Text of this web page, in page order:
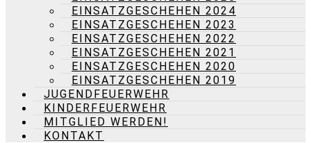
EINSATZGESCHEHEN 2024
EINSATZGESCHEHEN 2023
EINSATZGESCHEHEN 2022
EINSATZGESCHEHEN 2021
EINSATZGESCHEHEN 2020
EINSATZGESCHEHEN 2019
JUGENDFEUERWEHR
KINDERFEUERWEHR
MITGLIED WERDEN!
KONTAKT